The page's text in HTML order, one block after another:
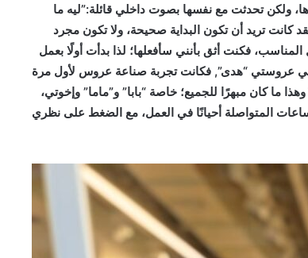
ولكن تحدثت مع نفسها بصوت داخلي قائلة:”ليه ما
كانت تريد أن تكون البداية صحيحة، ولا تكون مجرد
فكنت أثق بأنني سأفعلها؛ لذا بدأت أولًا بعمل
عروستي “هدى”, فكانت تجربة صناعة عروس لأول مرة
ما كان مبهرًا للجميع؛ خاصة “بابا” و”ماما” وإخوتي،
المتواصلة أحيانًا في العمل، مع الضغط على نظري